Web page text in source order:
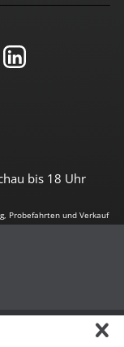
bis 18 Uhr
Probefahrten und Verkauf